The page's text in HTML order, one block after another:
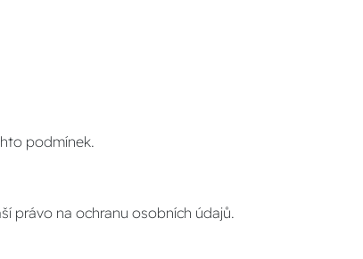
podmínek.
právo na ochranu osobních údajů.